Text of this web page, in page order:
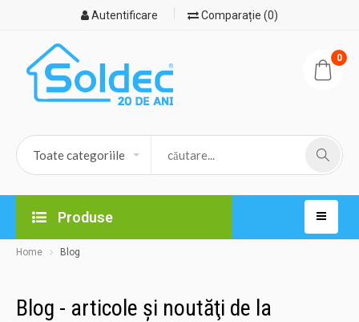
Autentificare Comparație (0)
0
Produse
Home Blog
Blog - articole şi noutăţi de la